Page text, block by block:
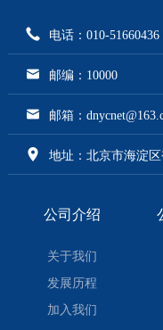
电话：010-51660436
邮编：10000
邮箱：
地址：北京市海淀
公司介绍
关于我们
发展历程
加入我们